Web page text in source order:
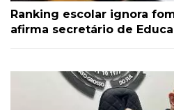
Ranking escolar ignora
afirma secretário de